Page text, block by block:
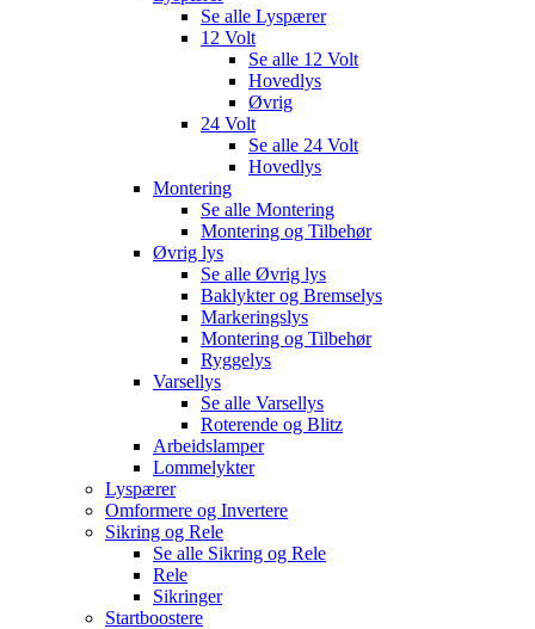
Se alle Lyspærer
12 Volt
Se alle 12 Volt
Hovedlys
Øvrig
24 Volt
Se alle 24 Volt
Hovedlys
Montering
Se alle Montering
Montering og Tilbehør
Øvrig lys
Se alle Øvrig lys
Baklykter og Bremselys
Markeringslys
Montering og Tilbehør
Ryggelys
Varsellys
Se alle Varsellys
Roterende og Blitz
Arbeidslamper
Lommelykter
Lyspærer
Omformere og Invertere
Sikring og Rele
Se alle Sikring og Rele
Rele
Sikringer
Startboostere